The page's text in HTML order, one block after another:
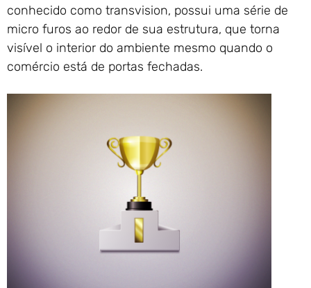
conhecido como transvision, possui uma série de
micro furos ao redor de sua estrutura, que torna
visível o interior do ambiente mesmo quando o
comércio está de portas fechadas.